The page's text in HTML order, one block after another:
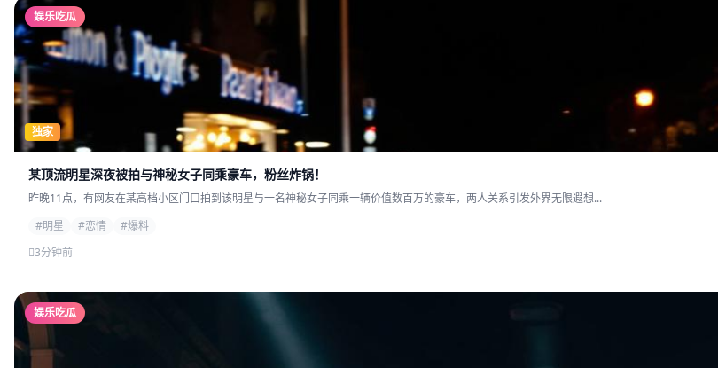
娱乐吃瓜
独家
某顶流明星深夜被拍与神秘女子同乘豪车，粉丝炸锅！
昨晚11点，有网友在某高档小区门口拍到该明星与一名神秘女子同乘一辆价值数百万的豪车，两人关系引发外界无限遐想...
#明星
#恋情
#爆料
3分钟前
娱乐吃瓜